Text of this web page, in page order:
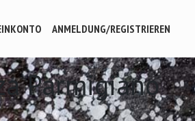
ANMELDUNG/REGISTRIEREN
Parmigiano